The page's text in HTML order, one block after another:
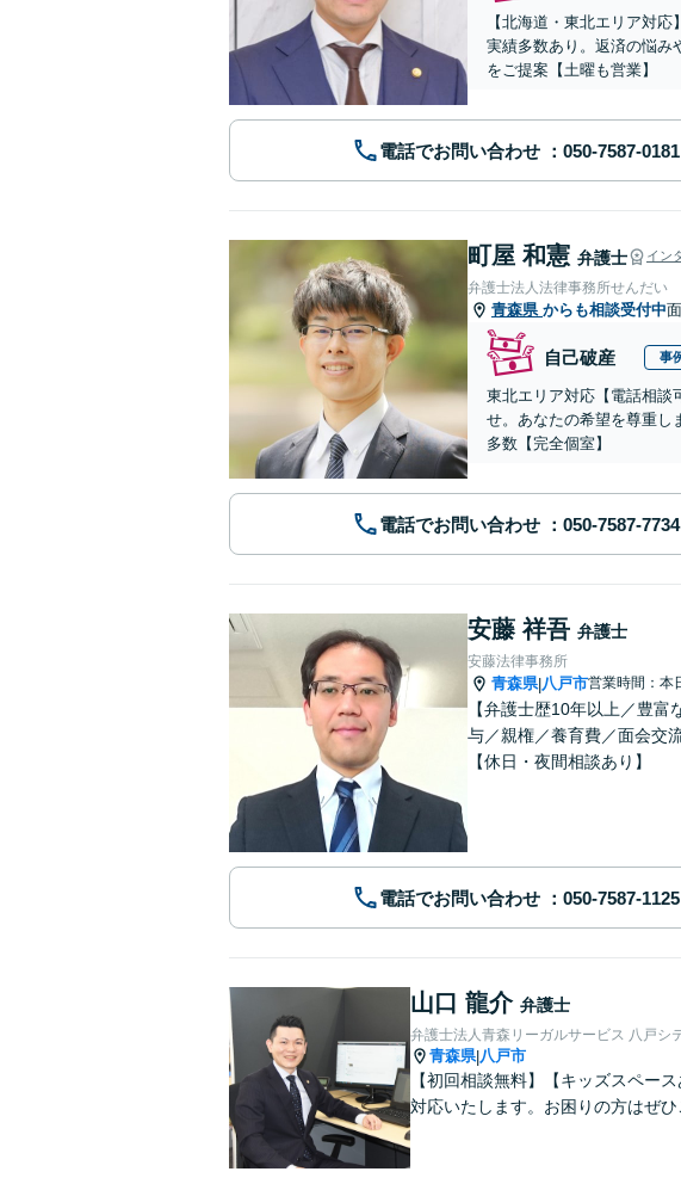
【北海道・東北エリア対
実績多数あり。返済の悩み
をご提案【土曜も営業】
電話でお問い合わせ
町屋 和憲 弁護士 イン
弁護士法人法律事務所せんだい
青森県 からも相談受付中
自己破産 事
東北エリア対応【電話相談
せ。あなたの希望を尊重し
多数【完全個室】
電話でお問い合わせ
安藤 祥吾 弁護士
安藤法律事務所
青森県|八戸市営業時間：本
【弁護士歴10年以上／豊
与／親権／養育費／面会交
【休日・夜間相談あり】
電話でお問い合わせ
山口 龍介 弁護士
弁護士法人青森リーガルサービス 八戸シ
青森県|八戸市
【初回相談無料】【キッズスペー
対応いたします。お困りの方はぜひ